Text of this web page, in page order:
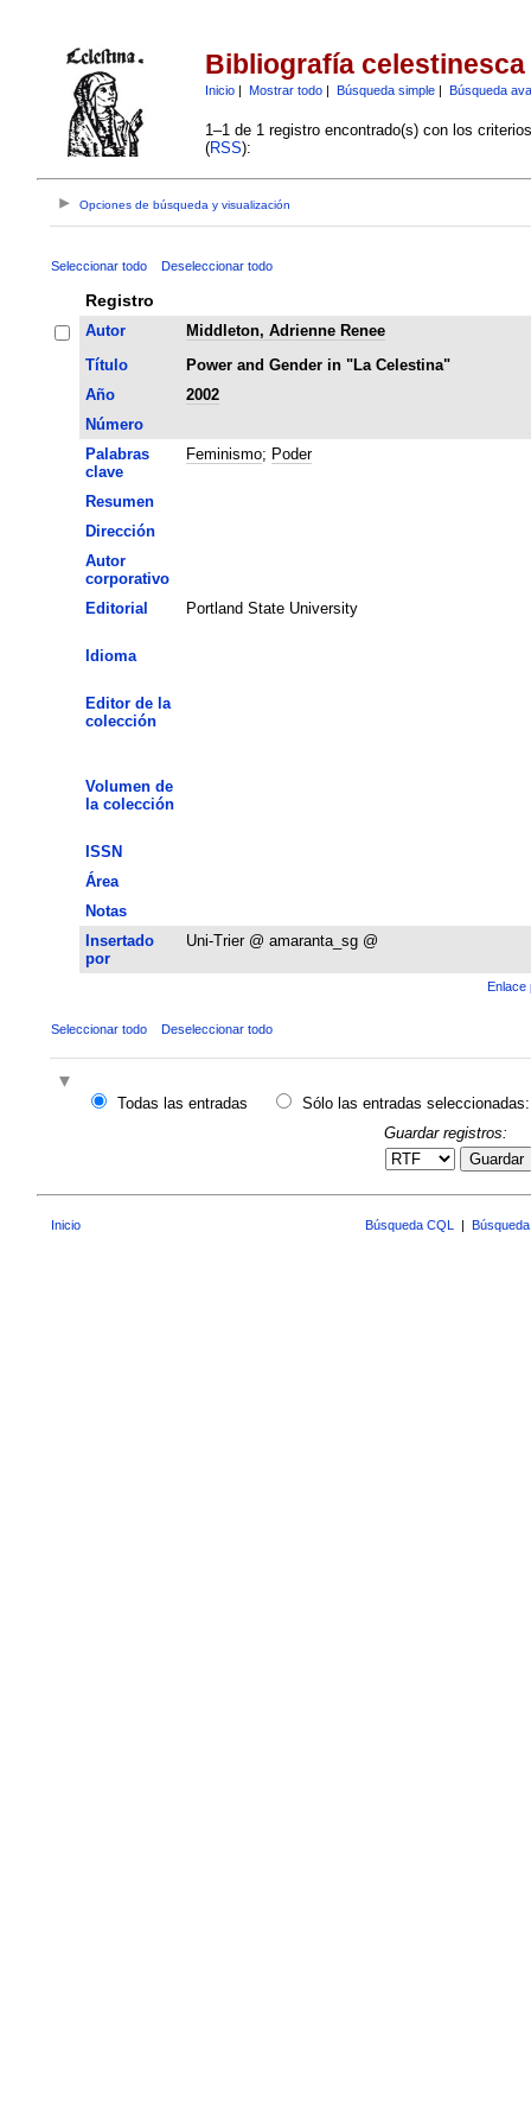
Bibliografía celestinesca
Inicio| Mostrar todo| Búsqueda simple| Búsqueda
1–1 de 1 registro encontrado(s) con los
(RSS):
Opciones de búsqueda y visualización
Seleccionar todo Deseleccionar todo
Registro
Autor
Middleton, Adrienne Renee
Título
Power and Gender in "La Celestina"
Año
2002
Número
Palabras
clave
Feminismo; Poder
Resumen
Dirección
Autor
corporativo
Editorial
Portland State University
Idioma
Editor de la
colección
Volumen de
la colección
ISSN
Área
Notas
Insertado
por
Uni-Trier @ amaranta_sg @
Enlace
Seleccionar todo Deseleccionar todo
Todas las entradas
Sólo las entradas seleccionadas:
Guardar registros:
Guardar
Inicio Búsqueda CQL